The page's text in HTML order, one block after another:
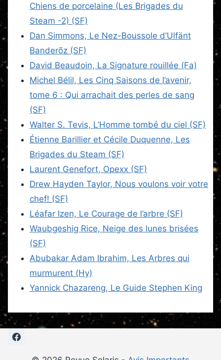
Chiens de porcelaine (Les Brigades du
Steam -2) (SF)
Dan Simmons, Le Nez-Boussole d’Ulfänt
Banderõz (SF)
David Beaudoin, La Signature rouillée (Fa)
Michel Bélil, Les Cinq Saisons de l’avenir,
tome 6 : Qui arrachait des perles de sang
(SF)
Walter S. Tevis, L’Homme tombé du ciel (SF)
Étienne Barillier et Cécile Duquenne, Les
Brigades du Steam (SF)
Laurent Genefort, Opexx (SF)
Drew Hayden Taylor, Nous voulons voir votre
chef! (SF)
Léafar Izen, Le Courage de l’arbre (SF)
Waubgeshig Rice, Neige des lunes brisées
(SF)
Abubakar Adam Ibrahim, Les Arbres qui
murmurent (Hy)
Yannick Chazareng, Le Guide Stephen King